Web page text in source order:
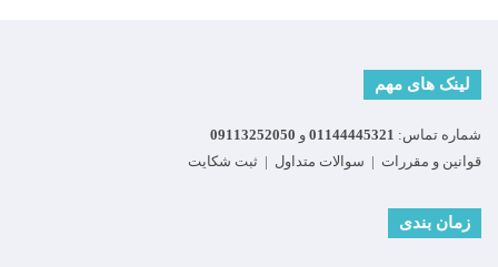
لینک های مهم
شماره تماس: 01144445321 و 09113252050
قوانین و مقررات | سوالات متداول | ثبت شکایت
زمان بندی